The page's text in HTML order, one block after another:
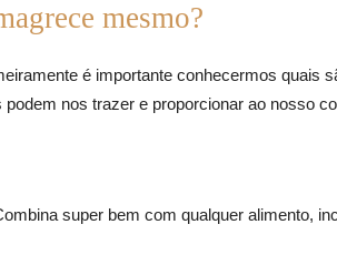
mesmo?
é importante conhecermos quais
nos trazer e proporcionar ao nosso
super bem com qualquer alimento,